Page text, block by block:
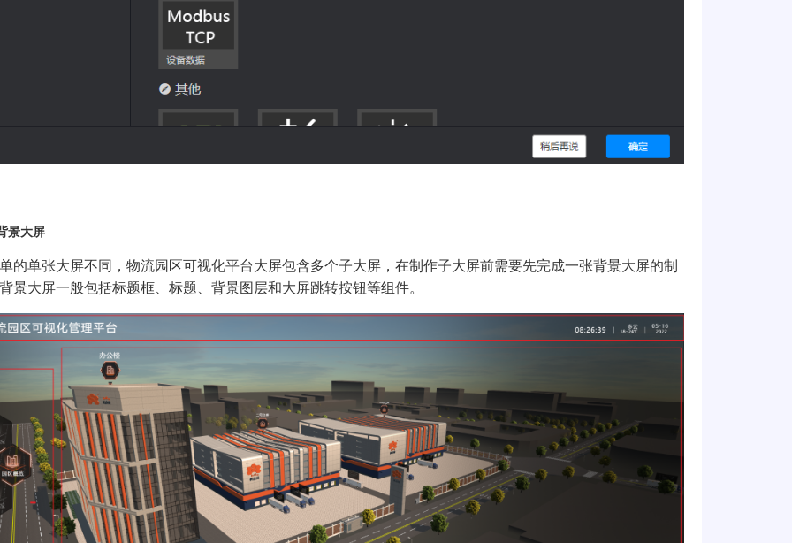
景大屏
的单张大屏不同，物流园区可视化平台大屏包含多个子大屏，在制作子大屏前需要先完成一张背景大屏的制
景大屏一般包括标题框、标题、背景图层和大屏跳转按钮等组件。